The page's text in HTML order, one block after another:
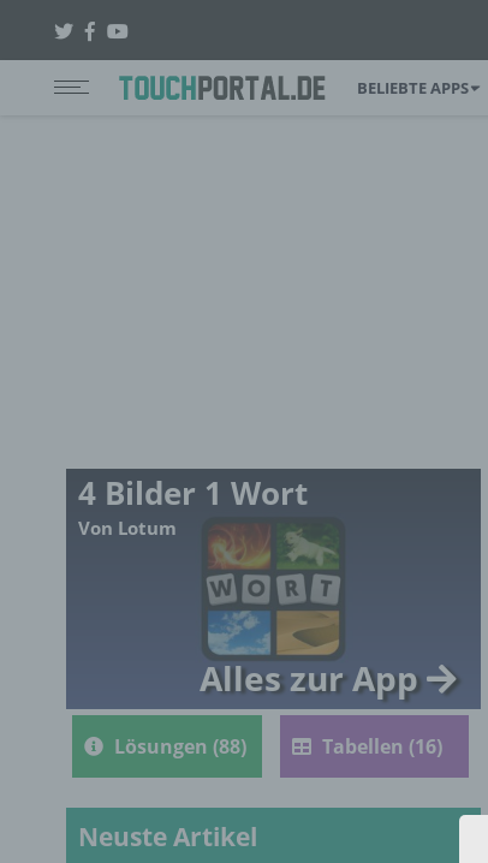
BELIEBTE APPS
4 Bilder 1 Wort
Von Lotum
Alles zur App
Lösungen (88) Tabellen (16)
Neuste Artikel